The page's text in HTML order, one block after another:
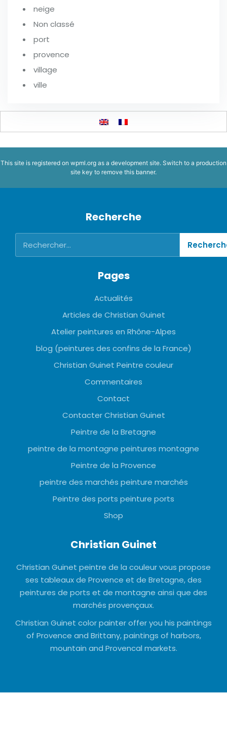
neige
Non classé
port
provence
village
ville
Recherche
Pages
Actualités
Articles de Christian Guinet
Atelier peintures en Rhône-Alpes
blog (peintures des confins de la France)
Christian Guinet Peintre couleur
Commentaires
Contact
Contacter Christian Guinet
Peintre de la Bretagne
peintre de la montagne peintures montagne
Peintre de la Provence
peintre des marchés peinture marchés
Peintre des ports peinture ports
Shop
Christian Guinet
Christian Guinet peintre de la couleur vous propose
ses tableaux de Provence et de Bretagne, des
peintures de ports et de montagne ainsi que des
marchés provençaux.
Christian Guinet color painter offer you his paintings
of Provence and Brittany, paintings of harbors,
mountain and Provencal markets.
This site is registered on wpml.org as a development site. Switch to a production
site key to remove this banner.